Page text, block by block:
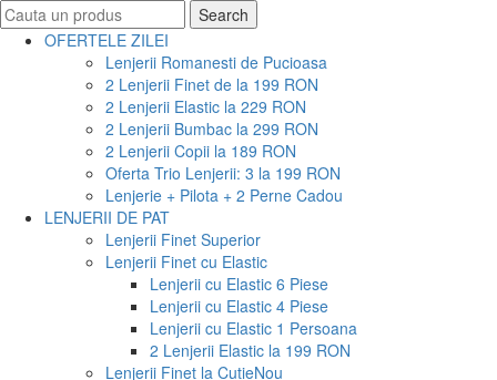
Search
for:
Search
OFERTELE ZILEI
Lenjerii Romanesti de Pucioasa
2 Lenjerii Finet de la 199 RON
2 Lenjerii Elastic la 229 RON
2 Lenjerii Bumbac la 299 RON
2 Lenjerii Copii la 189 RON
Oferta Trio Lenjerii: 3 la 199 RON
Lenjerie + Pilota + 2 Perne Cadou
LENJERII DE PAT
Lenjerii Finet Superior
Lenjerii Finet cu Elastic
Lenjerii cu Elastic 6 Piese
Lenjerii cu Elastic 4 Piese
Lenjerii cu Elastic 1 Persoana
2 Lenjerii Elastic la 199 RON
Lenjerii Finet la CutieNou